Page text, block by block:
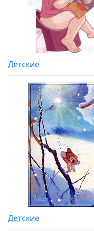
Детские
Детские